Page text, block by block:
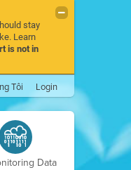
stay
Learn
is not in
Tôi Login
Data